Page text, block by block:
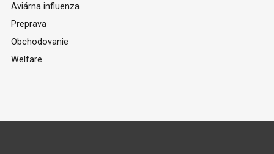
Aviárna influenza
Preprava
Obchodovanie
Welfare